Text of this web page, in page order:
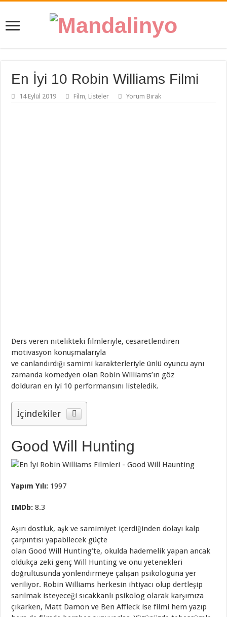
En İyi 10 Robin Williams Filmi
14 Eylül 2019 Film, Listeler Yorum Bırak
Ders veren nitelikteki filmleriyle, cesaretlendiren
motivasyon konuşmalarıyla
ve canlandırdığı samimi karakterleriyle ünlü oyuncu aynı
zamanda komedyen olan Robin Williams’ın göz
dolduran en iyi 10 performansını listeledik.
İçindekiler
Good Will Hunting
Yapım Yılı: 1997
IMDb:8.3
Aşırı dostluk, aşk ve samimiyet içerdiğinden dolayı kalp
çarpıntısı yapabilecek güçte
olan Good Will Hunting’te, okulda hademelik yapan ancak
oldukça zeki genç Will Hunting ve onu yetenekleri
doğrultusunda yönlendirmeye çalışan psikologuna yer
veriliyor. Robin Williams herkesin ihtiyacı olup dertleşip
sarılmak isteyeceği sıcakkanlı psikolog olarak karşımıza
çıkarken, Matt Damon ve Ben Affleck ise filmi hem yazıp